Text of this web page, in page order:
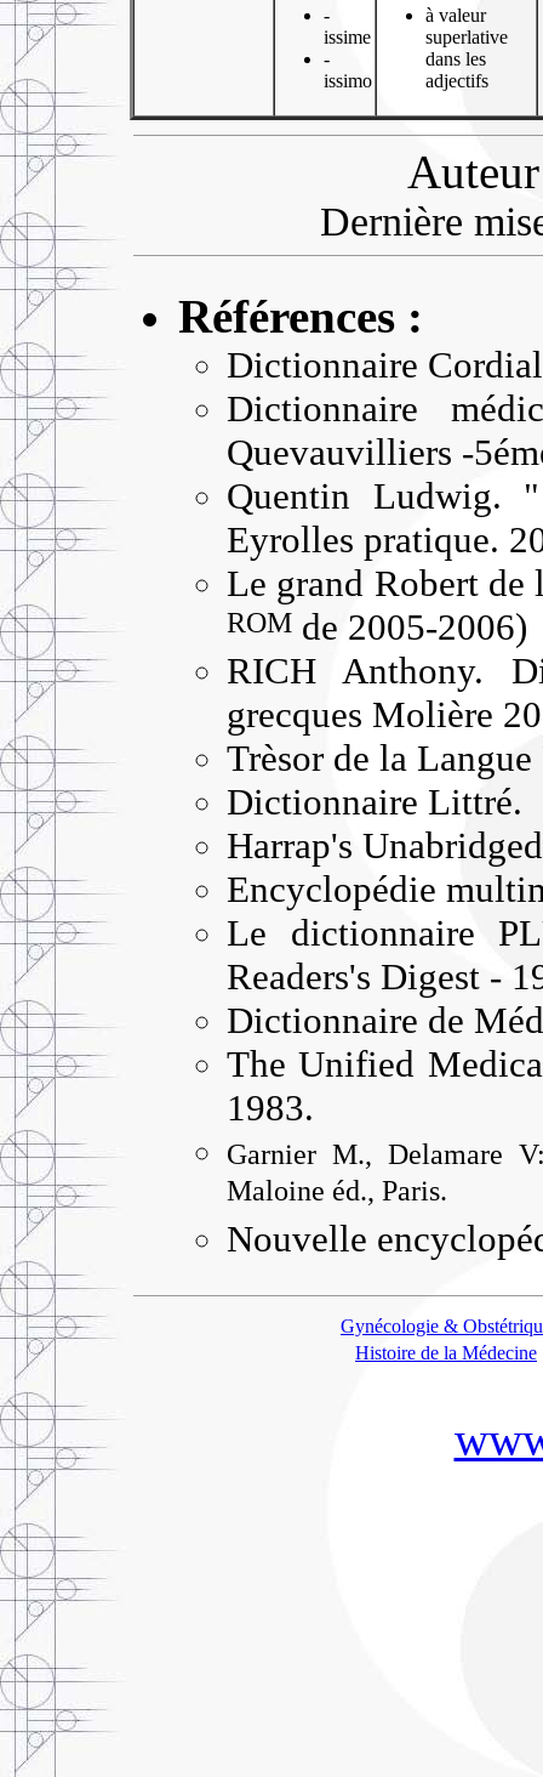
-
issime
-
issimo
à valeur
superlative
dans les
adjectifs
Dernière
Références :
Dictionnaire
Dictionnaire
Quevauvilliers -
Quentin Ludwig.
Eyrolles pratique.
Le grand Robert de
ROM de 2005-2006)
RICH Anthony.
grecques Molière
Trèsor de la Langue
Dictionnaire Littré.
Harrap's
Encyclopédie
Le dictionnaire
Readers's Digest -
Dictionnaire de
The Unified
1983.
Garnier M., Delamare
Maloine éd., Paris.
Nouvelle
Gynécologie &
Histoire de la Médecine